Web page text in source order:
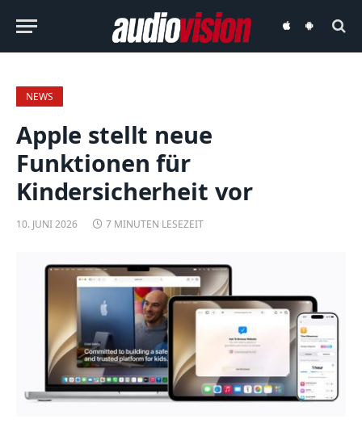
audiovisionaudiovision
NEWS
Apple stellt neue
Funktionen für
Kindersicherheit vor
10. JUNI 2026 7 MINUTEN LESEZEIT